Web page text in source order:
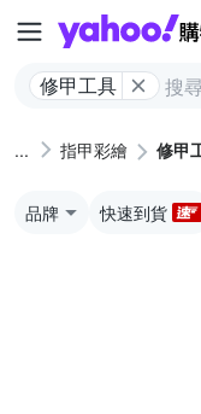
修甲工具
指甲彩繪 修甲
品牌 快速到貨